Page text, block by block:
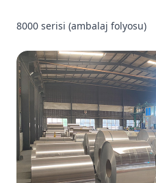
8000 serisi (ambalaj folyosu)